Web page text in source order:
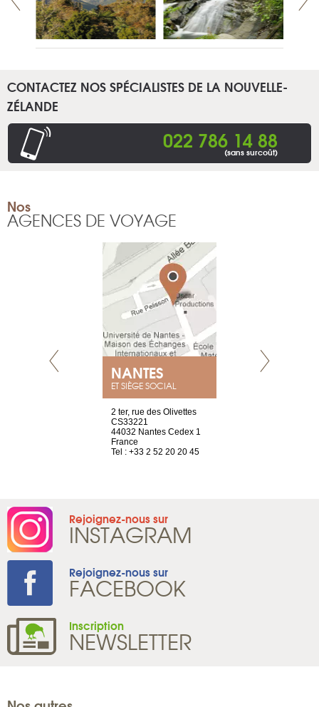
CONTACTEZ NOS SPÉCIALISTES DE LA NOUVELLE-
ZÉLANDE
022 786 14 88
(sans surcoût)
Nos
AGENCES DE VOYAGE
NANTES
ET SIÈGE SOCIAL
2 ter, rue des Olivettes
CS33221
44032 Nantes Cedex 1
France
Tel : +33 2 52 20 20 45
Rejoignez-nous sur
INSTAGRAM
Rejoignez-nous sur
FACEBOOK
Inscription
NEWSLETTER